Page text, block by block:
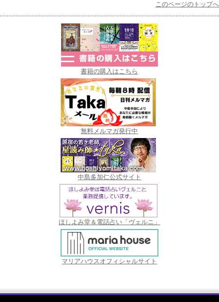
このページのトップへ
書籍の購入はこちら
無料メルマガ発行中
中島多加仁公式サイト
ほしよみ堂＆電話占い「ヴェルニ」
マリアハウスオフィシャルサイト